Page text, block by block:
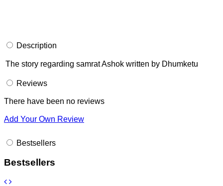
Description
The story regarding samrat Ashok written by Dhumketu
Reviews
There have been no reviews
Add Your Own Review
Bestsellers
Bestsellers